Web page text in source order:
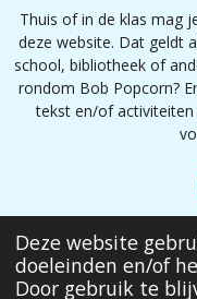
Deze website
doeleinden en/of
Door gebruik te
Thuis of in de klas mag
deze website. Dat geldt
school, bibliotheek of
rondom Bob Popcorn?
tekst en/of activiteiten
© 2020 - 2026 Bob